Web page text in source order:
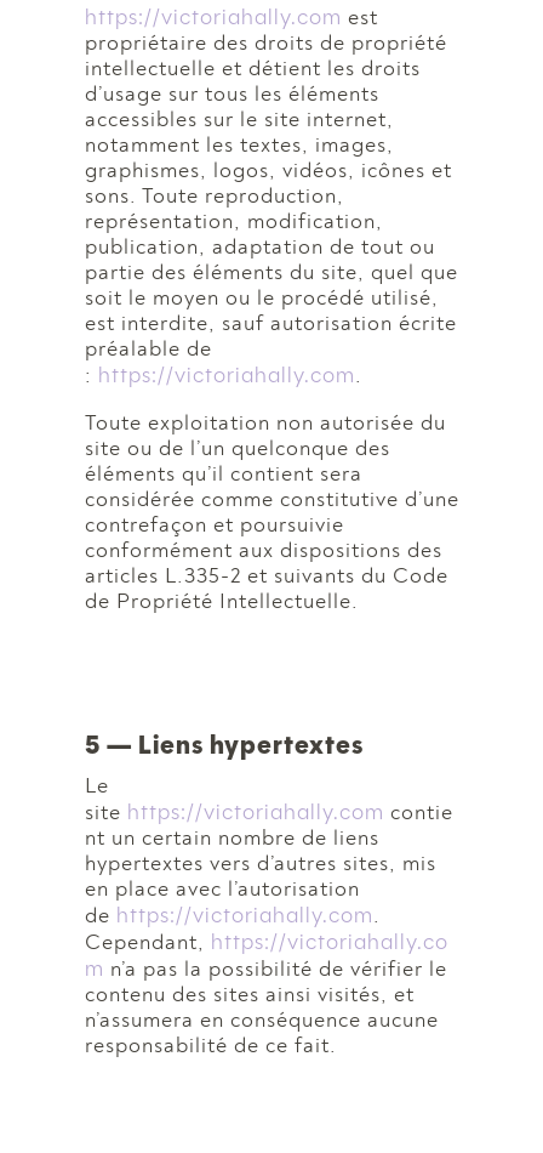
https://victoriahally.com est
propriétaire des droits de propriété
intellectuelle et détient les droits
d’usage sur tous les éléments
accessibles sur le site internet,
notamment les textes, images,
graphismes, logos, vidéos, icônes et
sons. Toute reproduction,
représentation, modification,
publication, adaptation de tout ou
partie des éléments du site, quel que
soit le moyen ou le procédé utilisé,
est interdite, sauf autorisation écrite
préalable de
: https://victoriahally.com.
Toute exploitation non autorisée du
site ou de l’un quelconque des
éléments qu’il contient sera
considérée comme constitutive d’une
contrefaçon et poursuivie
conformément aux dispositions des
articles L.335-2 et suivants du Code
de Propriété Intellectuelle.
5 — Liens hypertextes
Le
site https://victoriahally.com contie
nt un certain nombre de liens
hypertextes vers d’autres sites, mis
en place avec l’autorisation
de https://victoriahally.com.
Cependant, https://victoriahally.co
m n’a pas la possibilité de vérifier le
contenu des sites ainsi visités, et
n’assumera en conséquence aucune
responsabilité de ce fait.